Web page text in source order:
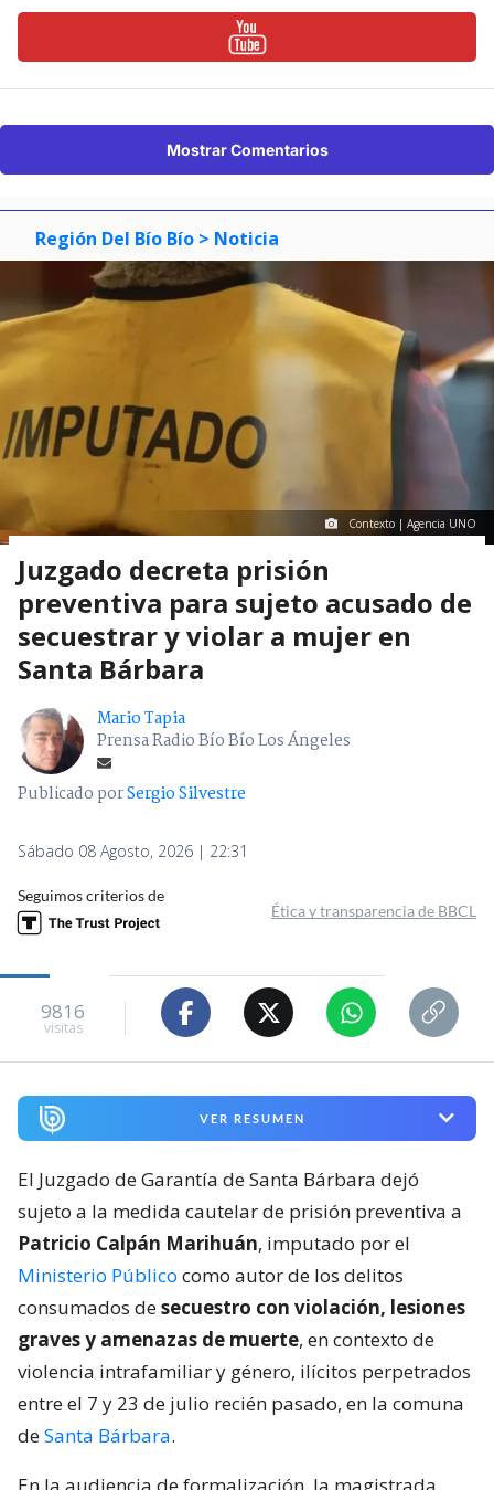
Mostrar Comentarios
Región Del Bío Bío > Noticia
Contexto | Agencia UNO
Juzgado decreta prisión
preventiva para sujeto acusado de
secuestrar y violar a mujer en
Santa Bárbara
Mario Tapia
Prensa Radio Bío Bío Los Ángeles
Publicado porSergio Silvestre
Sábado 08 Agosto, 2026 | 22:31
Seguimos criterios de
Ética y transparencia de BBCL
9816
visitas
VER RESUMEN
El Juzgado de Garantía de Santa Bárbara dejó
sujeto a la medida cautelar de prisión preventiva a
Patricio Calpán Marihuán, imputado por el
Ministerio Público como autor de los delitos
consumados desecuestro con violación, lesiones
graves y amenazas de muerte, en contexto de
violencia intrafamiliar y género, ilícitos perpetrados
entre el 7 y 23 de julio recién pasado, en la comuna
deSanta Bárbara.
En la audiencia de formalización, la magistrada